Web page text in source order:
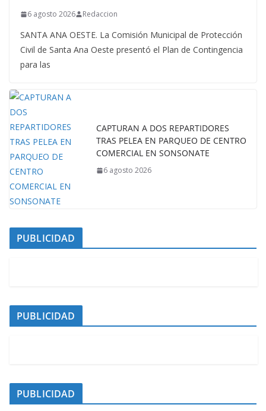
6 agosto 2026 Redaccion
SANTA ANA OESTE. La Comisión Municipal de Protección
Civil de Santa Ana Oeste presentó el Plan de Contingencia
para las
CAPTURAN A DOS REPARTIDORES
TRAS PELEA EN PARQUEO DE CENTRO
COMERCIAL EN SONSONATE
6 agosto 2026
PUBLICIDAD
PUBLICIDAD
PUBLICIDAD